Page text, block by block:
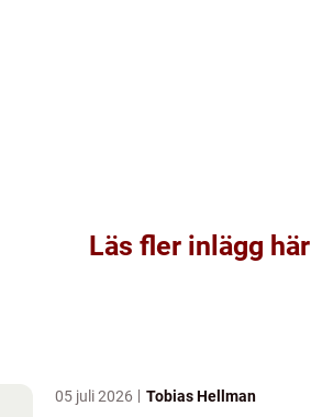
Läs fler inlägg här
05 juli 2026 Tobias Hellman